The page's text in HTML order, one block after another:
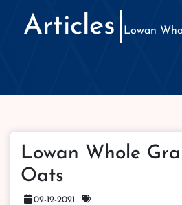
Articles Lowan
Lowan Whole
Oats
02-12-2021